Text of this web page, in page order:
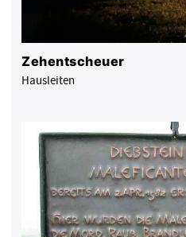
Zehentscheuer
Hausleiten